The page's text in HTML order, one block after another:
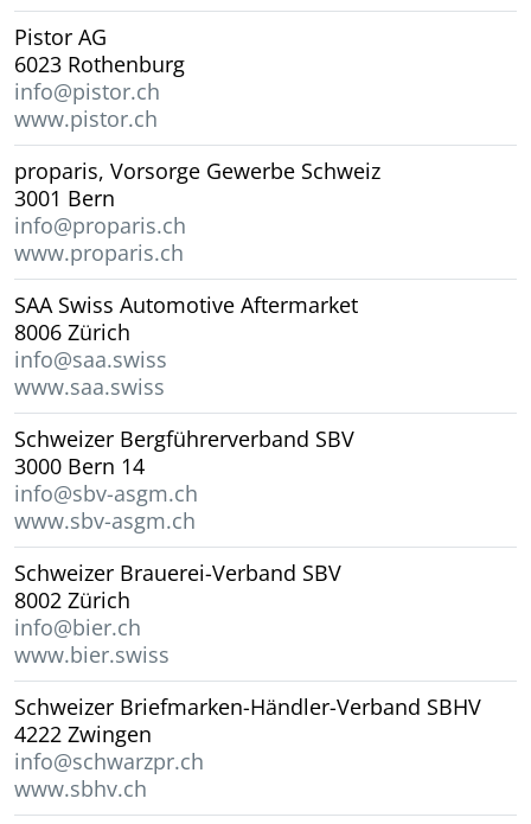
Pistor AG
6023 Rothenburg
info@pistor.ch
www.pistor.ch
proparis, Vorsorge Gewerbe Schweiz
3001 Bern
info@proparis.ch
www.proparis.ch
SAA Swiss Automotive Aftermarket
8006 Zürich
info@saa.swiss
www.saa.swiss
Schweizer Bergführerverband SBV
3000 Bern 14
info@sbv-asgm.ch
www.sbv-asgm.ch
Schweizer Brauerei-Verband SBV
8002 Zürich
info@bier.ch
www.bier.swiss
Schweizer Briefmarken-Händler-Verband SBHV
4222 Zwingen
info@schwarzpr.ch
www.sbhv.ch